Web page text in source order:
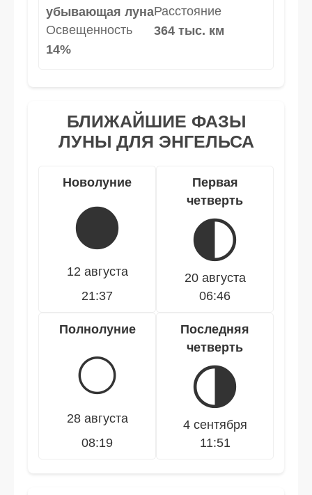
убывающая луна
Освещенность
14%
Расстояние
364 тыс. км
БЛИЖАЙШИЕ ФАЗЫ
ЛУНЫ ДЛЯ ЭНГЕЛЬСА
Новолуние
🌑
12 августа
21:37
Первая
четверть
🌓
20 августа
06:46
Полнолуние
🌕
28 августа
08:19
Последняя
четверть
🌗
4 сентября
11:51